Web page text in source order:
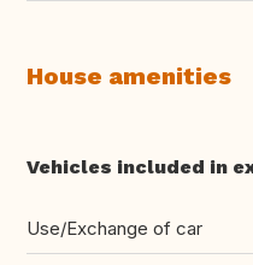
House amenities
Vehicles included in
Use/Exchange of car